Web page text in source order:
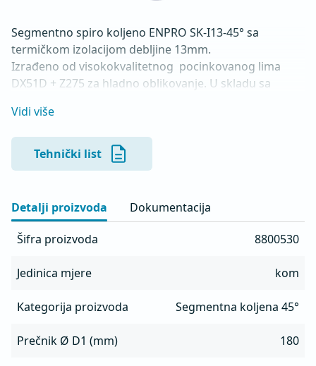
Segmentno spiro koljeno ENPRO SK-I13-45° sa
termičkom izolacijom debljine 13mm.
Izrađeno od visokokvalitetnog  pocinkovanog lima
DX51D + Z275 za hladno oblikovanje. U skladu sa
Vidi više
Tehnički list
Detalji proizvoda Dokumentacija
Šifra proizvoda 8800530
Jedinica mjere kom
Kategorija proizvoda Segmentna koljena 45°
Prečnik Ø D1 (mm) 180